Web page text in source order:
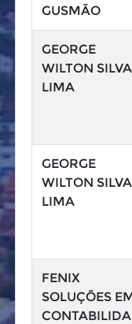
GUSMÃO
GEORGE
WILTON SILVA
LIMA
GEORGE
WILTON SILVA
LIMA
FENIX
SOLUÇÕES